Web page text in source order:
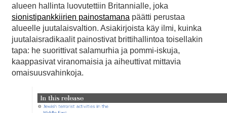
alueen hallinta luovutettiin Britannialle, joka
sionistipankkiirien painostamana päätti perustaa
alueelle juutalaisvaltion. Asiakirjoista käy ilmi, kuinka
juutalaisradikaalit painostivat brittihallintoa toisellakin
tapa: he suorittivat salamurhia ja pommi-iskuja,
kaappasivat viranomaisia ja aiheuttivat mittavia
omaisuusvahinkoja.